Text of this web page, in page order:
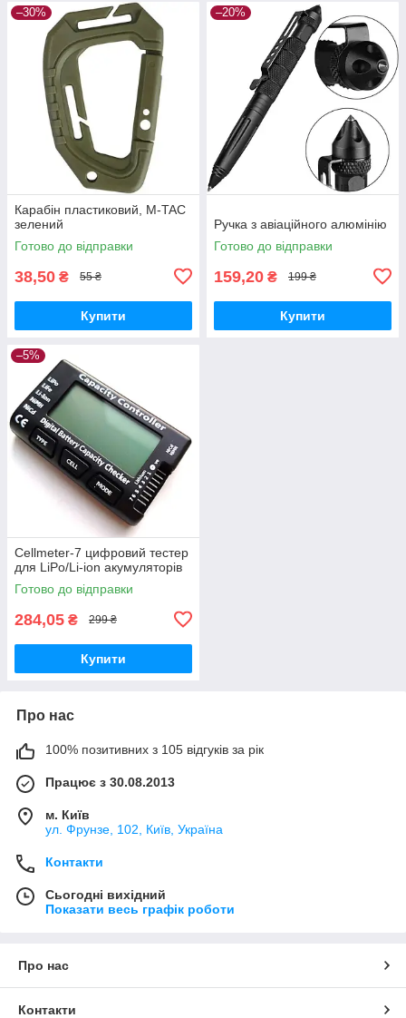
–30%
Карабін пластиковий, M-TAC
зелений
Готово до відправки
38,50 ₴ 55 ₴
Купити
–20%
Ручка з авіаційного алюмінію
Готово до відправки
159,20 ₴ 199 ₴
Купити
–5%
Cellmeter-7 цифровий тестер
для LiPo/Li-ion акумуляторів
Готово до відправки
284,05 ₴ 299 ₴
Купити
Про нас
100% позитивних з 105 відгуків за рік
Працює з 30.08.2013
м. Київ
ул. Фрунзе, 102, Київ, Україна
Контакти
Сьогодні вихідний
Показати весь графік роботи
Про нас
Контакти